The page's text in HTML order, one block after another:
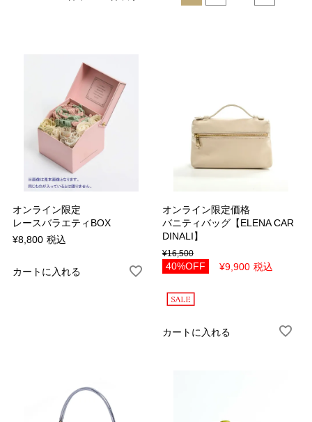
新着順
価格安い順 価格高い順
ホワイト オフホワイト
ブラック
グレー ライトグレー
ブラウン キャメル
ライトベージュ
オレンジ
ゴールド
オンライン限定
レースバラエティBOX
¥8,800 税込
カートに入れる
オンライン限定価格
バニティバッグ【ELENA CAR
DINALI】
¥16,500
40%OFF ¥9,900 税込
カートに入れる